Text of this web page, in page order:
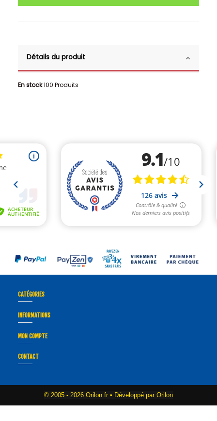
Détails du produit
En stock100 Produits
CATÉGORIES
INFORMATIONS
MON COMPTE
CONTACT
© 2005 - 2026 Orilon.fr • Développé par Orilon